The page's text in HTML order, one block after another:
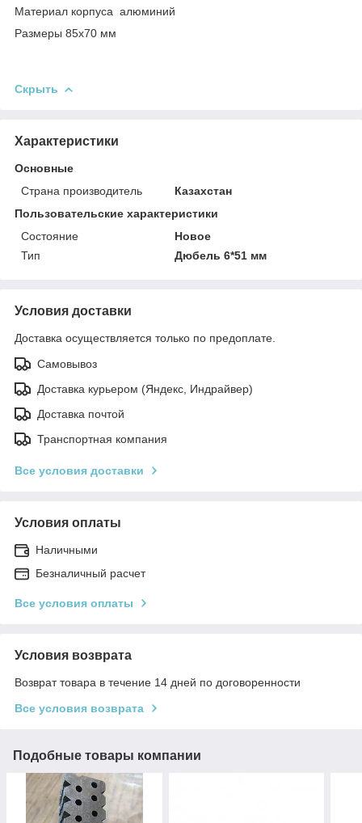
Материал корпуса алюминий
Размеры 85х70 мм
Скрыть
Характеристики
Основные
Страна производитель
Казахстан
Пользовательские характеристики
Состояние
Новое
Тип
Дюбель 6*51 мм
Условия доставки
Доставка осуществляется только по предоплате.
Самовывоз
Доставка курьером (Яндекс, Индрайвер)
Доставка почтой
Транспортная компания
Все условия доставки
Условия оплаты
Наличными
Безналичный расчет
Все условия оплаты
Условия возврата
Возврат товара в течение 14 дней по договоренности
Все условия возврата
Подобные товары компании